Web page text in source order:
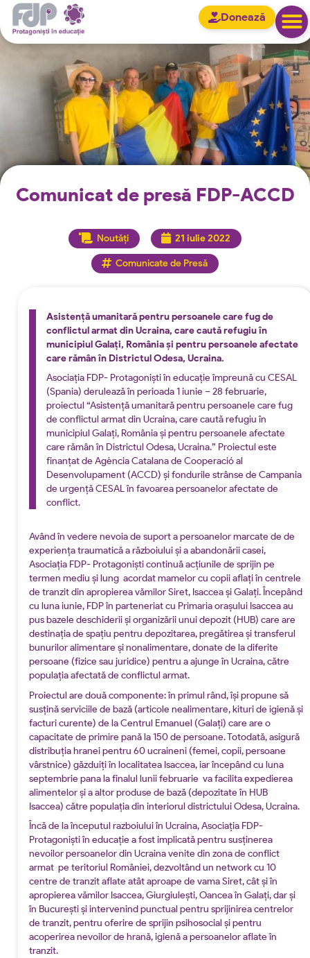
Donează
Comunicat de presă FDP-ACCD
Noutăți
21 iulie 2022
Comunicate de Presă
Asistență umanitară pentru persoanele care fug de
conflictul armat din Ucraina, care caută refugiu în
municipiul Galați, România și pentru persoanele afectate
care rămân în Districtul Odesa, Ucraina.
Asociația FDP- Protagoniști în educație împreună cu CESAL
(Spania) derulează în perioada 1 iunie – 28 februarie,
proiectul “Asistență umanitară pentru persoanele care fug
de conflictul armat din Ucraina, care caută refugiu în
municipiul Galați, România și pentru persoanele afectate
care rămân în Districtul Odesa, Ucraina.” Proiectul este
finanțat de Agència Catalana de Cooperació al
Desenvolupament (ACCD) și fondurile strânse de Campania
de urgență CESAL în favoarea persoanelor afectate de
conflict.
Având în vedere nevoia de suport a persoanelor marcate de de
experiența traumatică a războiului și a abandonării casei,
Asociația FDP- Protagoniști continuă acțiunile de sprijin pe
termen mediu și lung acordat mamelor cu copii aflați în centrele
de tranzit din apropierea vămilor Siret, Isaccea și Galați. Începând
cu luna iunie, FDP în parteneriat cu Primaria orașului Isaccea au
pus bazele deschiderii și organizării unui depozit (HUB) care are
destinația de spațiu pentru depozitarea, pregătirea și transferul
bunurilor alimentare și nonalimentare, donate de la diferite
persoane (fizice sau juridice) pentru a ajunge în Ucraina, către
populația afectată de conflictul armat.
Proiectul are două componente: în primul rând, își propune să
susțină serviciile de bază (articole nealimentare, kituri de igienă și
facturi curente) de la Centrul Emanuel (Galați) care are o
capacitate de primire pană la 150 de persoane. Totodată, asigură
distribuția hranei pentru 60 ucraineni (femei, copii, persoane
vârstnice) găzduiți în localitatea Isaccea, iar începând cu luna
septembrie pana la finalul lunii februarie va facilita expedierea
alimentelor și a altor produse de bază (depozitate în HUB
Isaccea) către populația din interiorul districtului Odesa, Ucraina.
Încă de la începutul razboiului în Ucraina, Asociația FDP-
Protagoniști în educație a fost implicată pentru susținerea
nevoilor persoanelor din Ucraina venite din zona de conflict
armat pe teritoriul României, dezvoltând un network cu 10
centre de tranzit aflate atât aproape de vama Siret, cât și în
apropierea vămilor Isaccea, Giurgiulești, Oancea în Galați, dar și
în București și intervenind punctual pentru sprijinirea centrelor
de tranzit, pentru oferire de sprijin psihosocial și pentru
acoperirea nevoilor de hrană, igienă a persoanelor aflate în
tranzit.